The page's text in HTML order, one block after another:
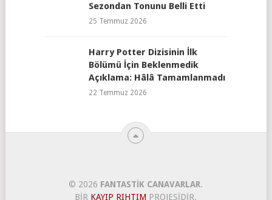
Sezondan Tonunu Belli Etti
25 Temmuz 2026
Harry Potter Dizisinin İlk
Bölümü İçin Beklenmedik
Açıklama: Hâlâ Tamamlanmadı
22 Temmuz 2026
© 2026 FANTASTIK CANAVARLAR.
BIR KAYIP RIHTIM PROJESIDIR.